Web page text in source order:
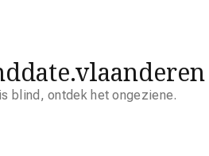
blind, ontdek het ongeziene.